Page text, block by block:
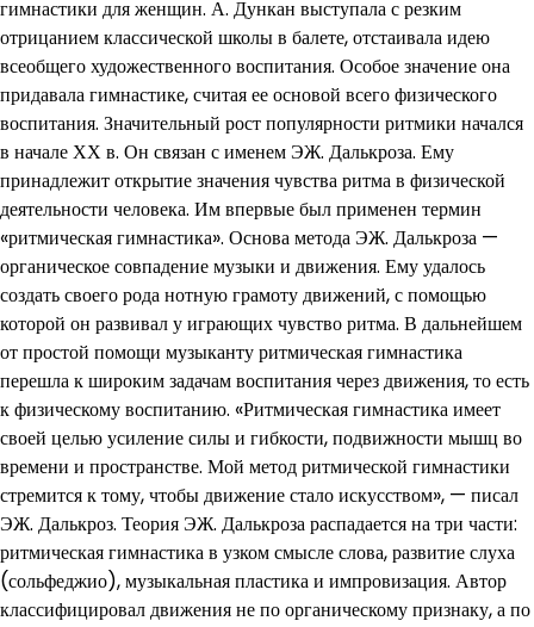
гимнастики для женщин. А. Дункан выступала с резким
отрицанием классической школы в балете, отстаивала идею
всеобщего художественного воспитания. Особое значение она
придавала гимнастике, считая ее основой всего физического
воспитания. Значительный рост популярности ритмики начался
в начале ХХ в. Он связан с именем ЭЖ. Далькроза. Ему
принадлежит открытие значения чувства ритма в физической
деятельности человека. Им впервые был применен термин
«ритмическая гимнастика». Основа метода ЭЖ. Далькроза —
органическое совпадение музыки и движения. Ему удалось
создать своего рода нотную грамоту движений, с помощью
которой он развивал у играющих чувство ритма. В дальнейшем
от простой помощи музыканту ритмическая гимнастика
перешла к широким задачам воспитания через движения, то есть
к физическому воспитанию. «Ритмическая гимнастика имеет
своей целью усиление силы и гибкости, подвижности мышц во
времени и пространстве. Мой метод ритмической гимнастики
стремится к тому, чтобы движение стало искусством», — писал
ЭЖ. Далькроз. Теория ЭЖ. Далькроза распадается на три части:
ритмическая гимнастика в узком смысле слова, развитие слуха
(сольфеджио), музыкальная пластика и импровизация. Автор
классифицировал движения не по органическому признаку, а по